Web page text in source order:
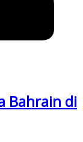
Bahrain di